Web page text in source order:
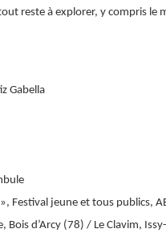
reste à explorer, y compris
Gabella
Festival jeune et tous publics,
Bois d’Arcy (78) / Le Clavim,